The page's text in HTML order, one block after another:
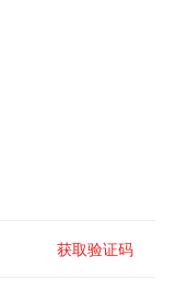
获取验证码